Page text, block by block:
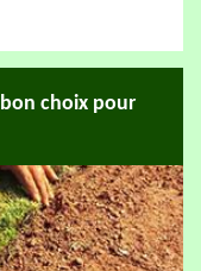
choix pour